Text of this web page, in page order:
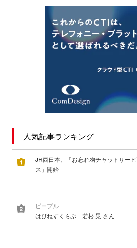
人気記事ランキング
JR西日本、「お忘れ物チャットサービ
ス」開始
ピープル
はぴねすくらぶ 若松 晃 さん